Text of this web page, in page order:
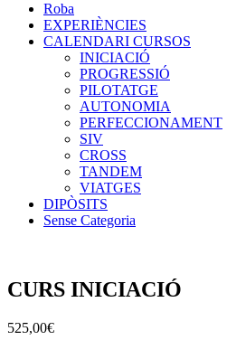
Roba
EXPERIÈNCIES
CALENDARI CURSOS
INICIACIÓ
PROGRESSIÓ
PILOTATGE
AUTONOMIA
PERFECCIONAMENT
SIV
CROSS
TANDEM
VIATGES
DIPÒSITS
Sense Categoria
CURS INICIACIÓ
525,00€